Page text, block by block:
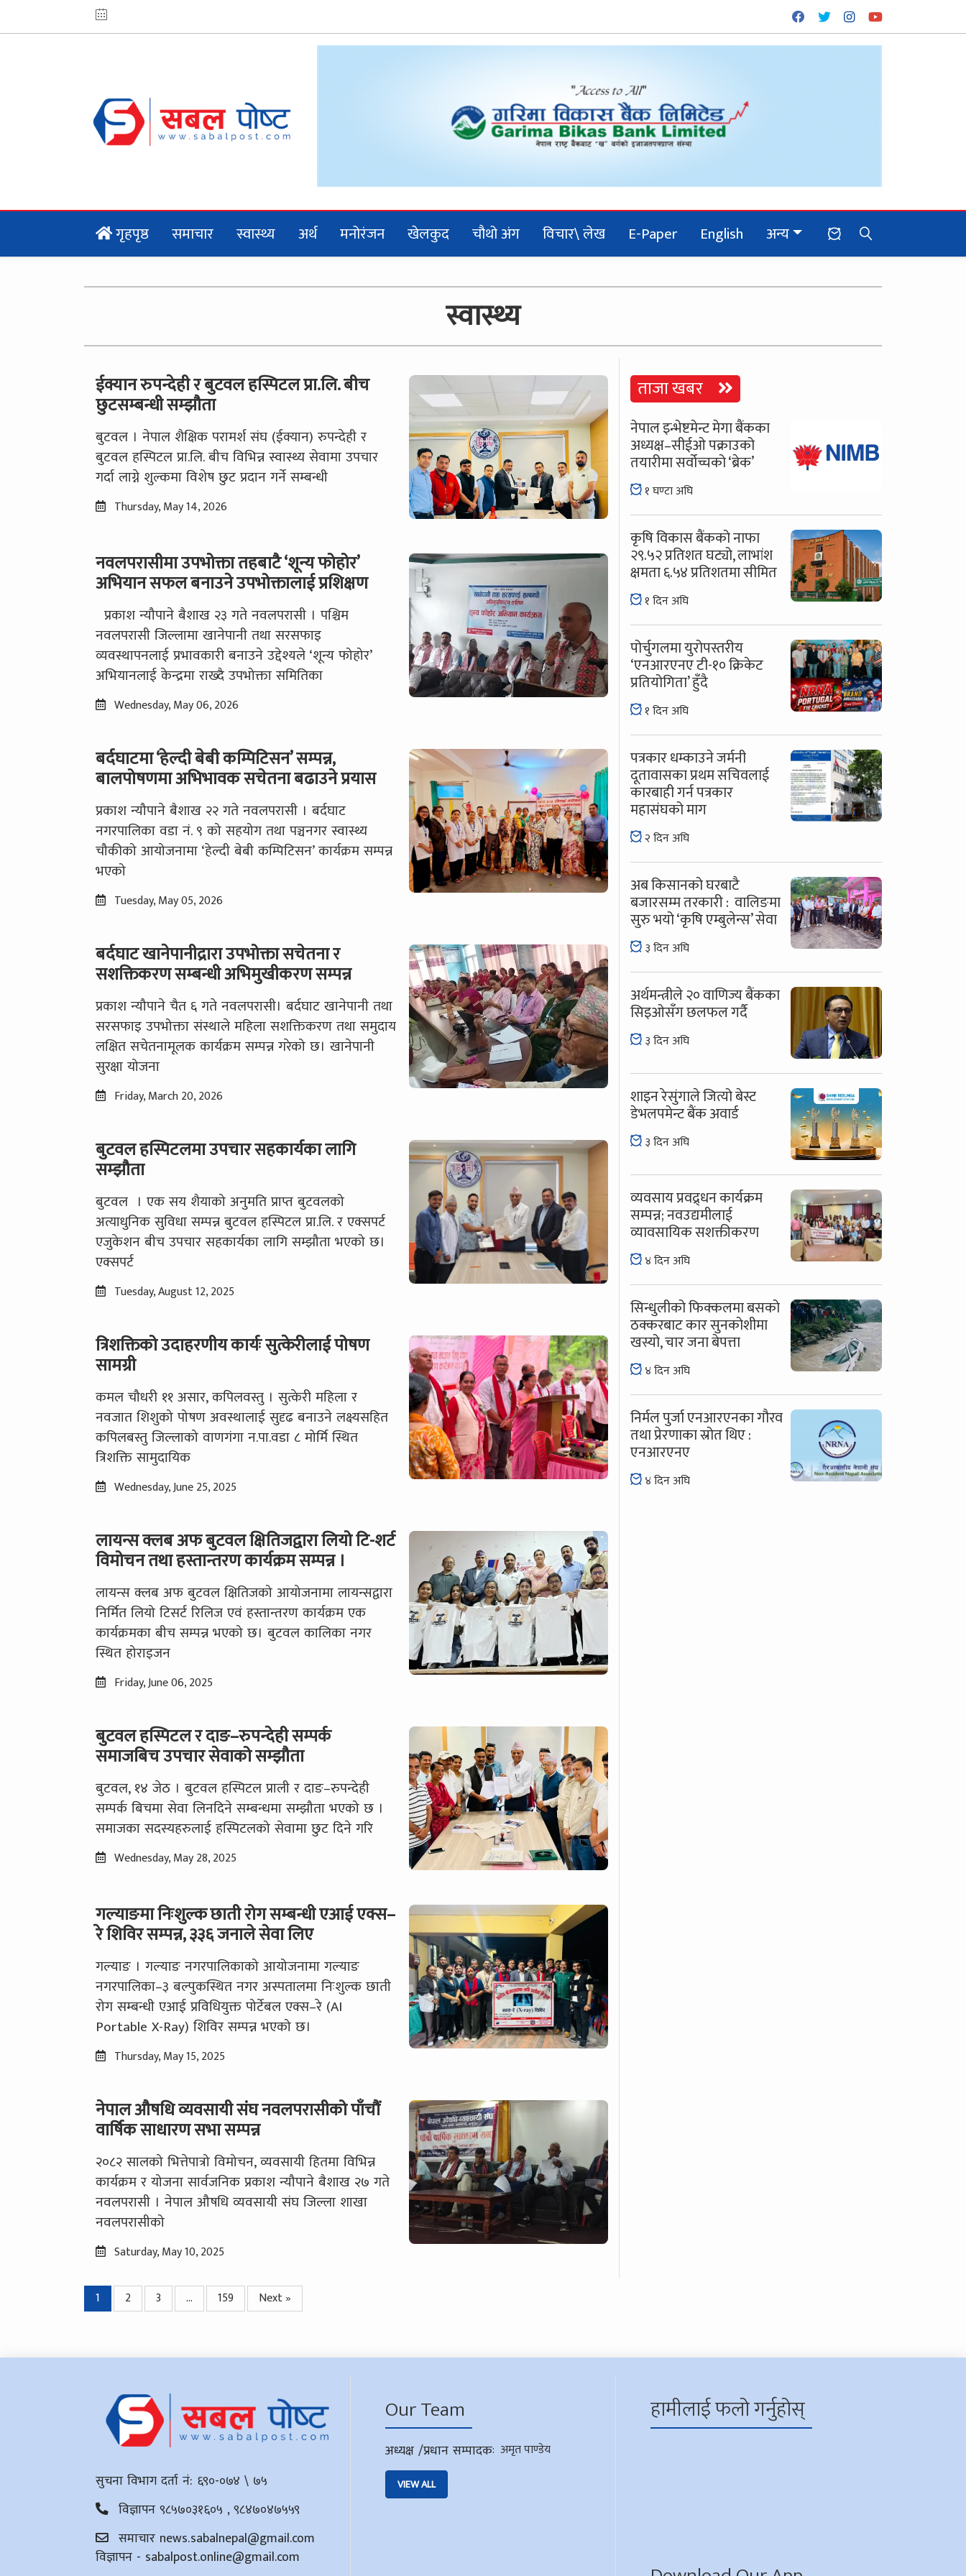
गृहपृष्ठ समाचार स्वास्थ्य अर्थ मनोरंजन खेलकुद चौथो अंग विचार\ लेख E-Paper English अन्य
स्वास्थ्य
ईक्यान रुपन्देही र बुटवल हस्पिटल प्रा.लि. बीच
छुटसम्बन्धी सम्झौता
बुटवल । नेपाल शैक्षिक परामर्श संघ (ईक्यान) रुपन्देही र
बुटवल हस्पिटल प्रा.लि. बीच विभिन्न स्वास्थ्य सेवामा उपचार
गर्दा लाग्ने शुल्कमा विशेष छुट प्रदान गर्ने सम्बन्धी
Thursday, May 14, 2026
नवलपरासीमा उपभोक्ता तहबाटै ‘शून्य फोहोर’
अभियान सफल बनाउने उपभोक्तालाई प्रशिक्षण
प्रकाश न्यौपाने बैशाख २३ गते नवलपरासी । पश्चिम
नवलपरासी जिल्लामा खानेपानी तथा सरसफाइ
व्यवस्थापनलाई प्रभावकारी बनाउने उद्देश्यले ‘शून्य फोहोर’
अभियानलाई केन्द्रमा राख्दै उपभोक्ता समितिका
Wednesday, May 06, 2026
बर्दघाटमा ‘हेल्दी बेबी कम्पिटिसन’ सम्पन्न,
बालपोषणमा अभिभावक सचेतना बढाउने प्रयास
प्रकाश न्यौपाने बैशाख २२ गते नवलपरासी । बर्दघाट
नगरपालिका वडा नं. ९ को सहयोग तथा पञ्चनगर स्वास्थ्य
चौकीको आयोजनामा ‘हेल्दी बेबी कम्पिटिसन’ कार्यक्रम सम्पन्न
भएको
Tuesday, May 05, 2026
बर्दघाट खानेपानीद्रारा उपभोक्ता सचेतना र
सशक्तिकरण सम्बन्धी अभिमुखीकरण सम्पन्न
प्रकाश न्यौपाने चैत ६ गते नवलपरासी। बर्दघाट खानेपानी तथा
सरसफाइ उपभोक्ता संस्थाले महिला सशक्तिकरण तथा समुदाय
लक्षित सचेतनामूलक कार्यक्रम सम्पन्न गरेको छ। खानेपानी
सुरक्षा योजना
Friday, March 20, 2026
बुटवल हस्पिटलमा उपचार सहकार्यका लागि
सम्झौता
बुटवल । एक सय शैयाको अनुमति प्राप्त बुटवलको
अत्याधुनिक सुविधा सम्पन्न बुटवल हस्पिटल प्रा.लि. र एक्सपर्ट
एजुकेशन बीच उपचार सहकार्यका लागि सम्झौता भएको छ।
एक्सपर्ट
Tuesday, August 12, 2025
त्रिशक्तिको उदाहरणीय कार्यः सुत्केरीलाई पोषण
सामग्री
कमल चौधरी ११ असार, कपिलवस्तु । सुत्केरी महिला र
नवजात शिशुको पोषण अवस्थालाई सुदृढ बनाउने लक्ष्यसहित
कपिलबस्तु जिल्लाको वाणगंगा न.पा.वडा ८ मोर्मि स्थित
त्रिशक्ति सामुदायिक
Wednesday, June 25, 2025
लायन्स क्लब अफ बुटवल क्षितिजद्वारा लियो टि-शर्ट
विमोचन तथा हस्तान्तरण कार्यक्रम सम्पन्न ।
लायन्स क्लब अफ बुटवल क्षितिजको आयोजनामा लायन्सद्वारा
निर्मित लियो टिसर्ट रिलिज एवं हस्तान्तरण कार्यक्रम एक
कार्यक्रमका बीच सम्पन्न भएको छ। बुटवल कालिका नगर
स्थित होराइजन
Friday, June 06, 2025
बुटवल हस्पिटल र दाङ–रुपन्देही सम्पर्क
समाजबिच उपचार सेवाको सम्झौता
बुटवल, १४ जेठ । बुटवल हस्पिटल प्राली र दाङ–रुपन्देही
सम्पर्क बिचमा सेवा लिनदिने सम्बन्धमा सम्झौता भएको छ ।
समाजका सदस्यहरुलाई हस्पिटलको सेवामा छुट दिने गरि
Wednesday, May 28, 2025
गल्याङमा निःशुल्क छाती रोग सम्बन्धी एआई एक्स–
रे शिविर सम्पन्न, ३३६ जनाले सेवा लिए
गल्याङ । गल्याङ नगरपालिकाको आयोजनामा गल्याङ
नगरपालिका–३ बल्पुकस्थित नगर अस्पतालमा निःशुल्क छाती
रोग सम्बन्धी एआई प्रविधियुक्त पोर्टेबल एक्स–रे (AI
Portable X-Ray) शिविर सम्पन्न भएको छ।
Thursday, May 15, 2025
नेपाल औषधि व्यवसायी संघ नवलपरासीको पाँचौं
वार्षिक साधारण सभा सम्पन्न
२०८२ सालको भित्तेपात्रो विमोचन, व्यवसायी हितमा विभिन्न
कार्यक्रम र योजना सार्वजनिक प्रकाश न्यौपाने बैशाख २७ गते
नवलपरासी । नेपाल औषधि व्यवसायी संघ जिल्ला शाखा
नवलपरासीको
Saturday, May 10, 2025
1 2 3 … 159 Next »
ताजा खबर
नेपाल इन्भेष्टमेन्ट मेगा बैंकका
अध्यक्ष–सीईओ पक्राउको
तयारीमा सर्वोच्चको ‘ब्रेक’
१ घण्टा अघि
कृषि विकास बैंकको नाफा
२९.५२ प्रतिशत घट्यो, लाभांश
क्षमता ६.५४ प्रतिशतमा सीमित
१ दिन अघि
पोर्चुगलमा युरोपस्तरीय
‘एनआरएनए टी-१० क्रिकेट
प्रतियोगिता’ हुँदै
१ दिन अघि
पत्रकार धम्काउने जर्मनी
दूतावासका प्रथम सचिवलाई
कारबाही गर्न पत्रकार
महासंघको माग
२ दिन अघि
अब किसानको घरबाटै
बजारसम्म तरकारी : वालिङमा
सुरु भयो ‘कृषि एम्बुलेन्स’ सेवा
३ दिन अघि
अर्थमन्त्रीले २० वाणिज्य बैंकका
सिइओसँग छलफल गर्दै
३ दिन अघि
शाइन रेसुंगाले जित्यो बेस्ट
डेभलपमेन्ट बैंक अवार्ड
३ दिन अघि
व्यवसाय प्रवद्र्धन कार्यक्रम
सम्पन्न; नवउद्यमीलाई
व्यावसायिक सशक्तीकरण
४ दिन अघि
सिन्धुलीको फिक्कलमा बसको
ठक्करबाट कार सुनकोशीमा
खस्यो, चार जना बेपत्ता
४ दिन अघि
निर्मल पुर्जा एनआरएनका गौरव
तथा प्रेरणाका स्रोत थिए :
एनआरएनए
४ दिन अघि
सुचना विभाग दर्ता नं: ६९०-०७४ \ ७५
विज्ञापन ९८५७०३१६०५ , ९८४७०४७५५९
समाचार news.sabalnepal@gmail.com
विज्ञापन - sabalpost.online@gmail.com
Our Team
अध्यक्ष /प्रधान सम्पादक: अमृत पाण्डेय
VIEW ALL
हामीलाई फलो गर्नुहोस्